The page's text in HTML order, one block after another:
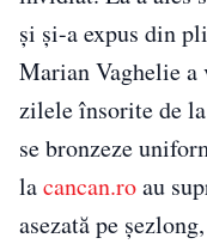
și și-a expus din
Marian Vaghelie
zilele însorite de
se bronzeze
lacancan.roau
asezată pe